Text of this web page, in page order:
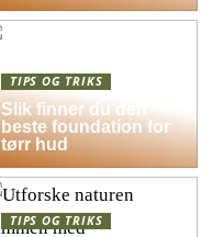
TIPS OG TRIKS
Slik finner du den
beste foundation for
tørr hud
TIPS OG TRIKS